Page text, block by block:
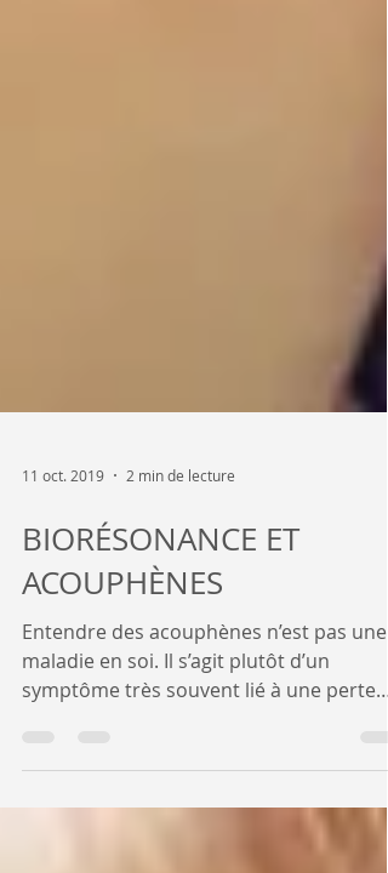
11 oct. 2019 2 min de lecture
BIORÉSONANCE ET
ACOUPHÈNES
Entendre des acouphènes n’est pas une
d’audition. Selon l’une...